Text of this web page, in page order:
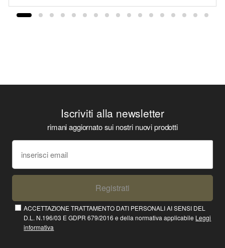
Iscriviti alla newsletter
rimani aggiornato sui nostri nuovi prodotti
Registrati
ACCETTAZIONE TRATTAMENTO DATI PERSONALI AI SENSI DEL
D.L. N.196/03 E GDPR 679/2016 e della normativa applicabile Leggi
informativa